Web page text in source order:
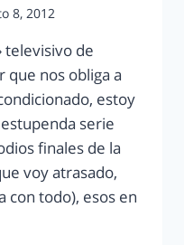
8, 2012
televisivo de
que nos obliga a
estoy
serie
finales de la
voy atrasado,
con todo), esos en